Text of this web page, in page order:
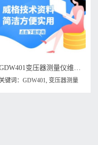
GDW401变压器测量仪维修手册下载
键词： GDW401, 变压器测量